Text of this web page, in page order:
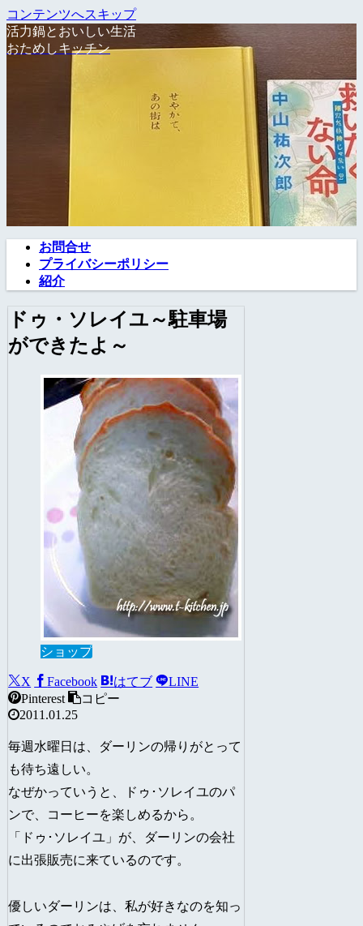
コンテンツへスキップ
活力鍋とおいしい生活
おためしキッチン
お問合せ
プライバシーポリシー
紹介
ドゥ・ソレイユ～駐車場
ができたよ～
ショップ
X Facebook はてブ
LINE
Pinterest
コピー
2011.01.25
毎週水曜日は、ダーリンの帰りがとって
も待ち遠しい。
なぜかっていうと、ドゥ･ソレイユのパ
ンで、コーヒーを楽しめるから。
「ドゥ･ソレイユ」が、ダーリンの会社
に出張販売に来ているのです。
優しいダーリンは、私が好きなのを知っ